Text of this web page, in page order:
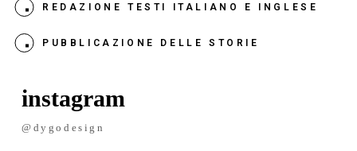
REDAZIONE TESTI ITALIANO E INGLESE
PUBBLICAZIONE DELLE STORIE
instagram
@dygodesign